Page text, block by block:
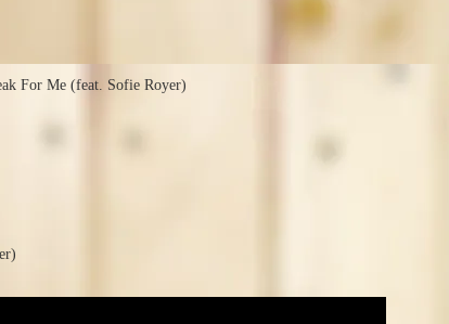
For Me (feat. Sofie Royer)